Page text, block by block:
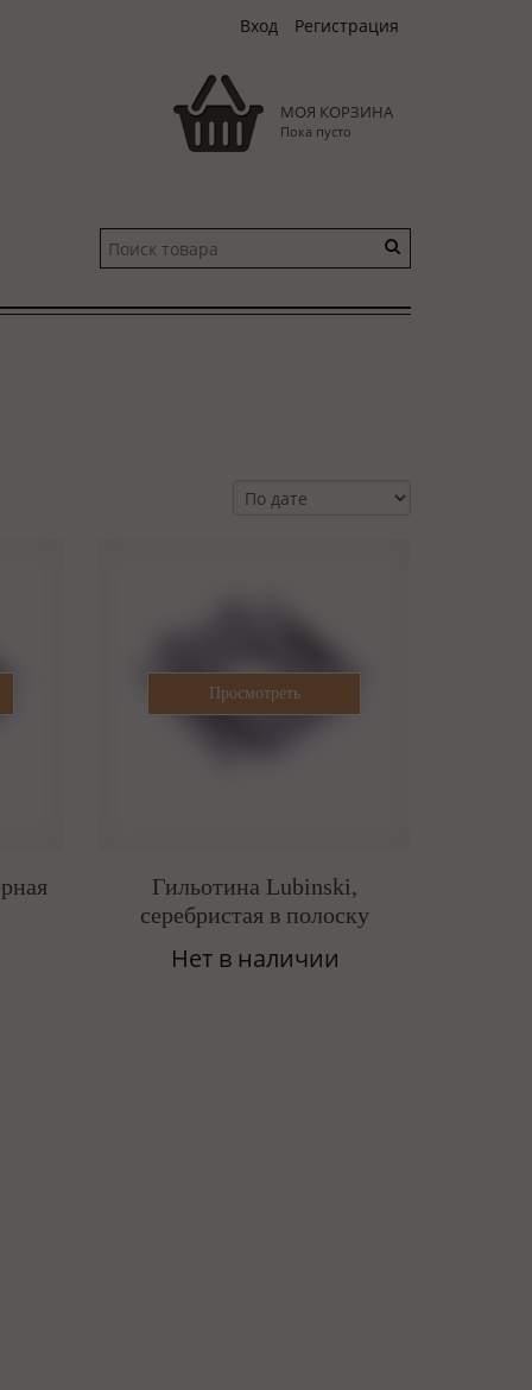
Вход Регистрация
МОЯ КОРЗИНА
Пока пусто
Гильотина Lubinski,
серебристая в полоску
Нет в наличии